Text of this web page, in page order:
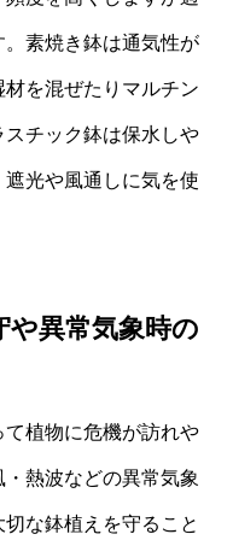
素焼き鉢は通気性が
を混ぜたりマルチン
チック鉢は保水しや
光や風通しに気を使
や異常気象時の
植物に危機が訪れや
熱波などの異常気象
な鉢植えを守ること